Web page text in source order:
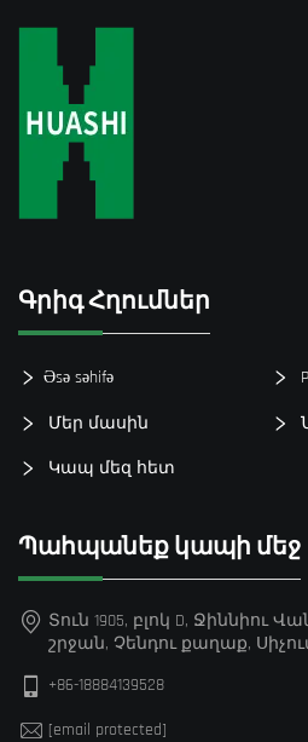
Գրիգ Հղումներ
Əsə səhifə
Մեր մասին
Կապ մեզ հետ
Պահպանեք կապի մեջ
Տուն 1905, բլոկ D, Ջիննիու
շրջան, Չենդու քաղաք,
+86-18884139528
[email protected]